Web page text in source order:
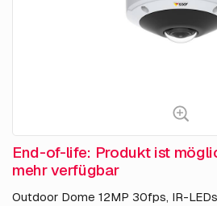
End-of-life: Produkt ist
mehr verfügbar
Outdoor Dome 12MP 30fps, IR-